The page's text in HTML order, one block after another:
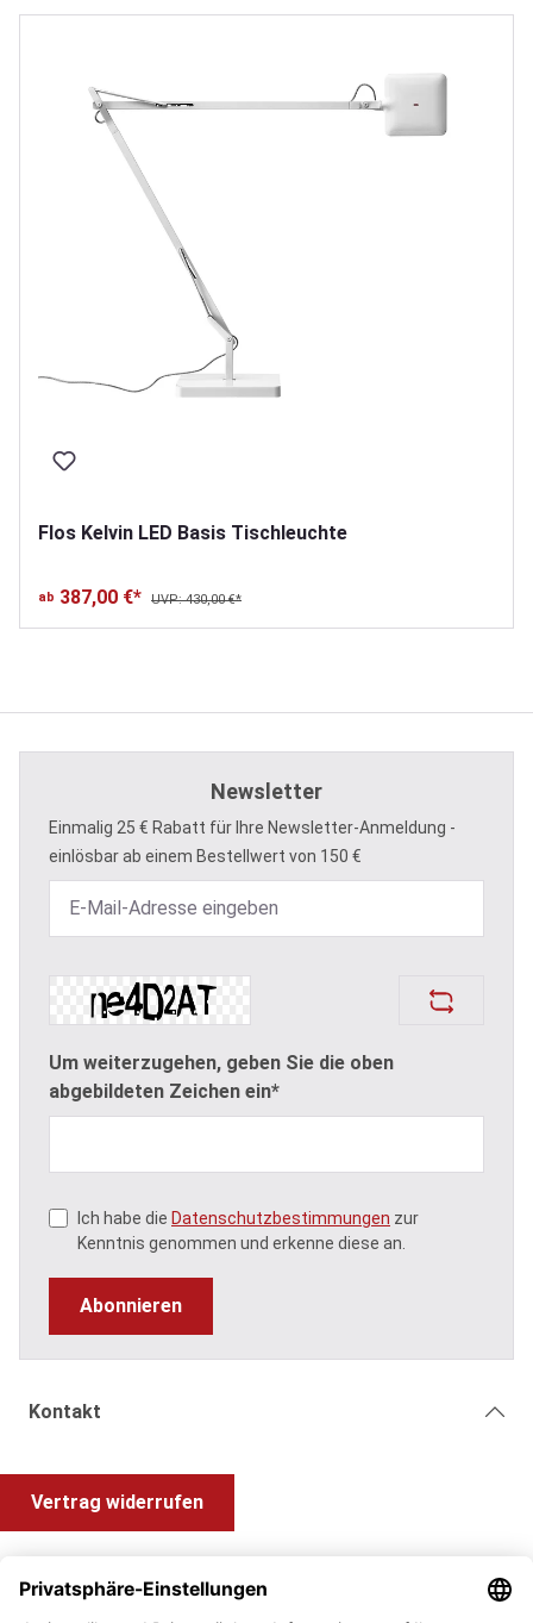
Flos Kelvin LED Basis Tischleuchte
ab 387,00 €* UVP: 430,00 €*
Newsletter
Einmalig 25 € Rabatt für Ihre Newsletter-Anmeldung -
einlösbar ab einem Bestellwert von 150 €
Um weiterzugehen, geben Sie die oben
abgebildeten Zeichen ein*
Ich habe die Datenschutzbestimmungen zur
Kenntnis genommen und erkenne diese an.
Abonnieren
Kontakt
Vertrag widerrufen